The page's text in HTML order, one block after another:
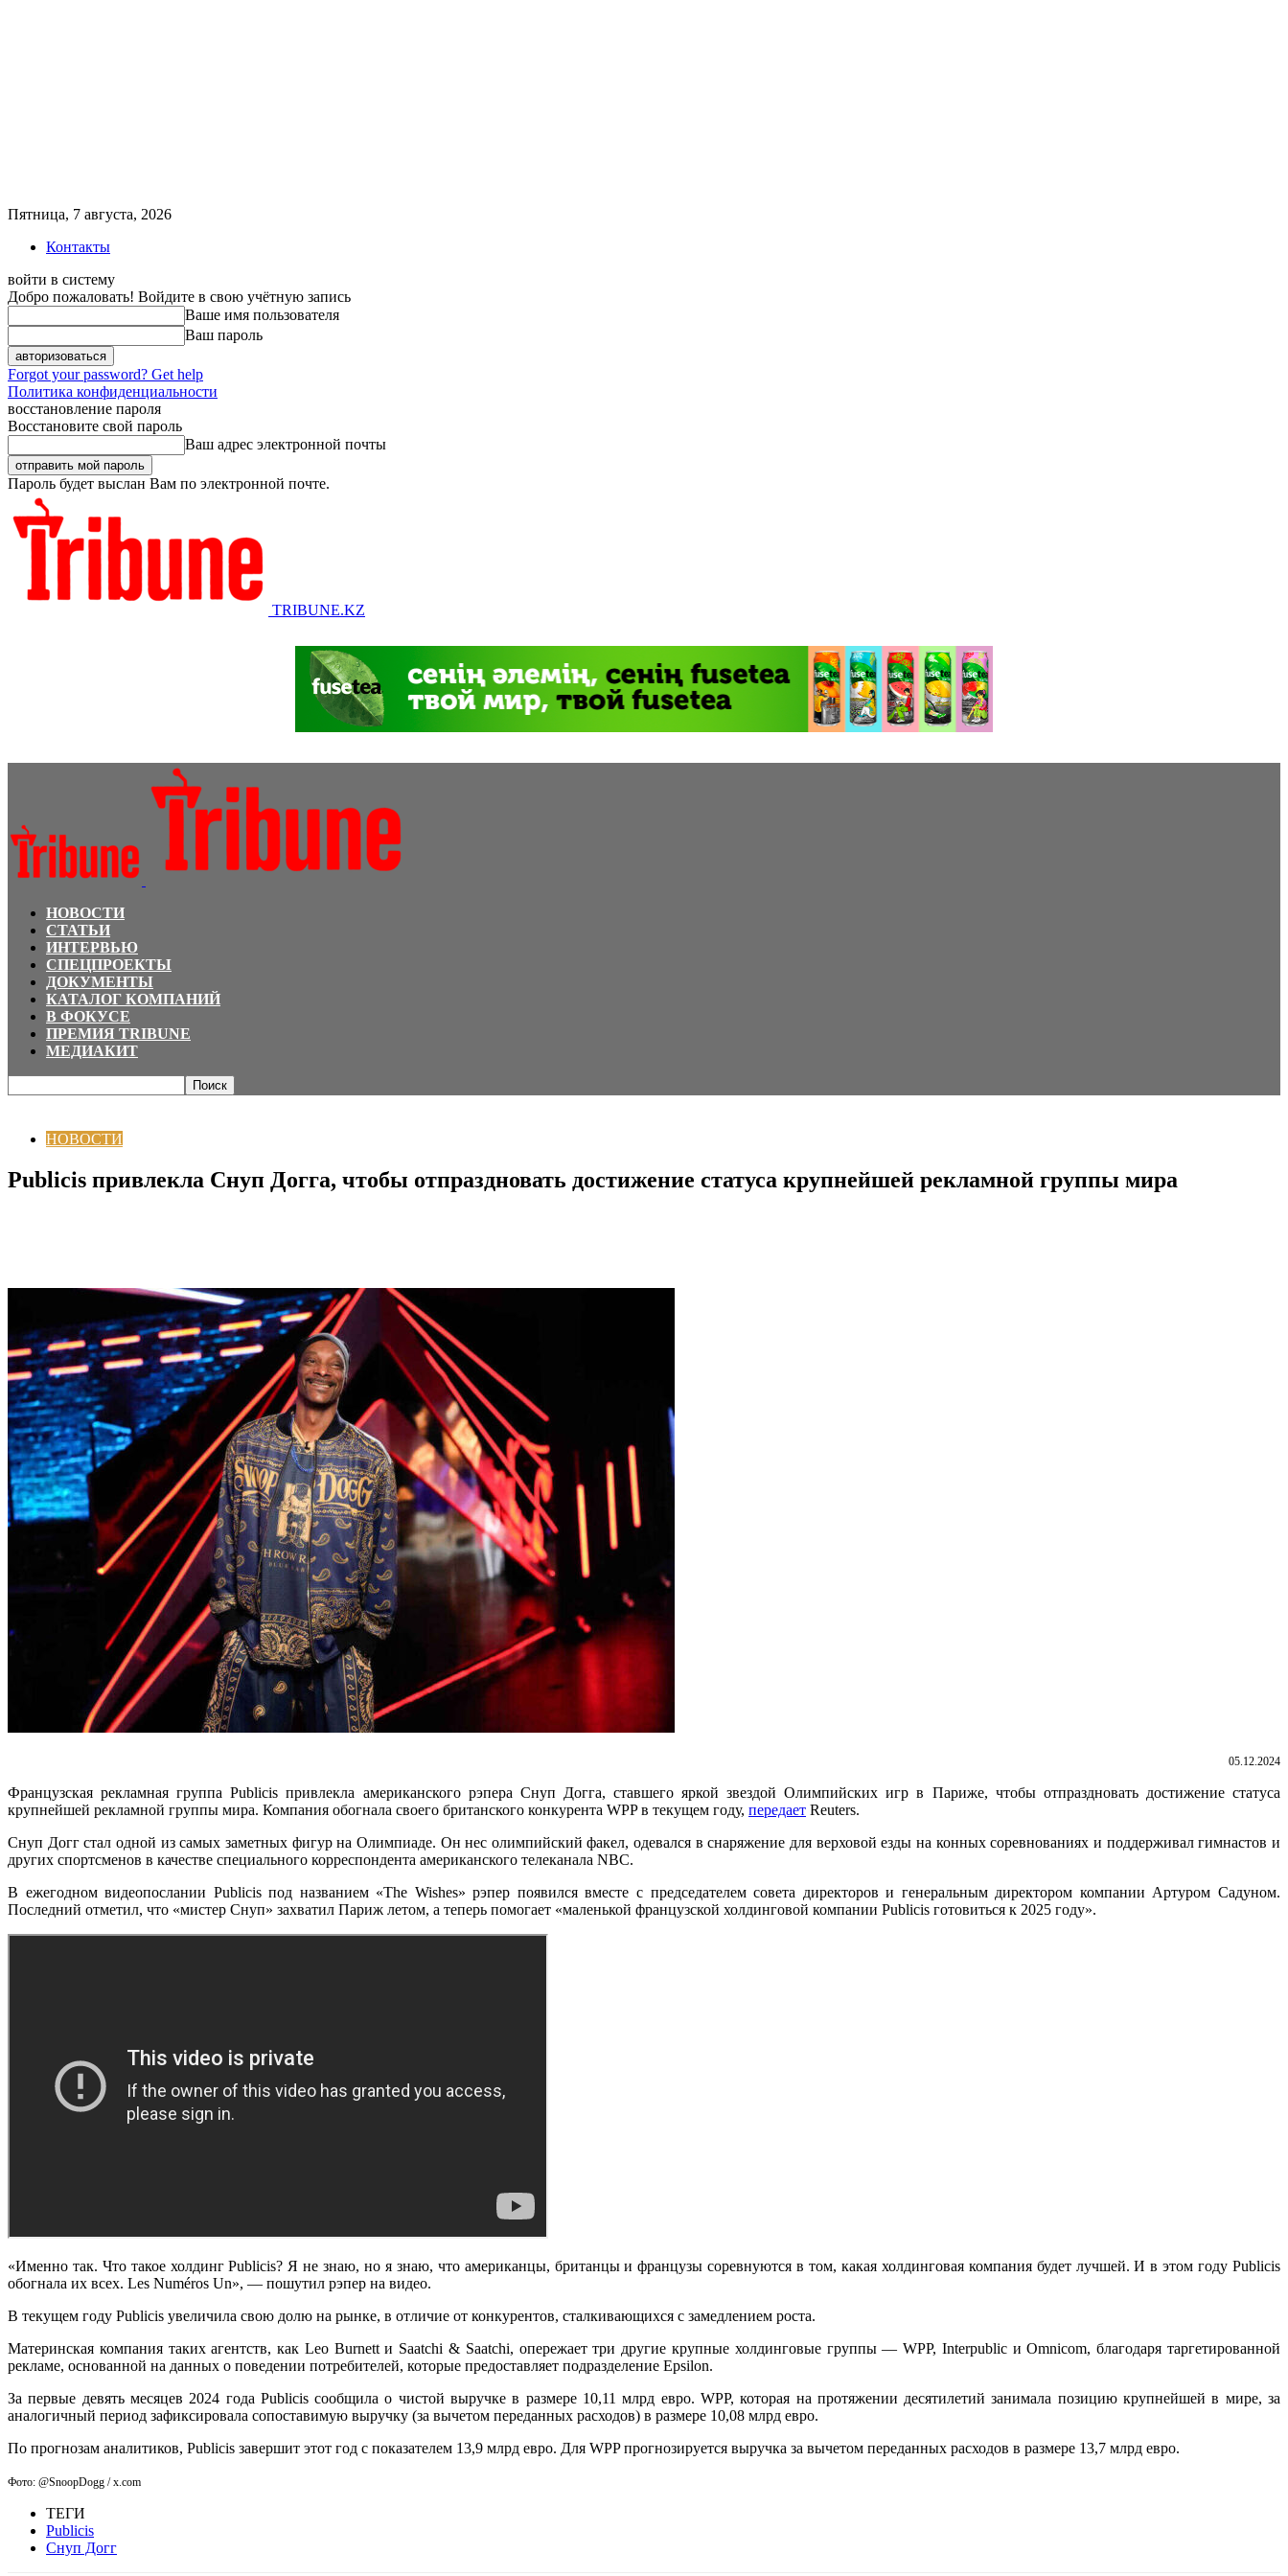
Пятница, 7 августа, 2026
Контакты
войти в систему
Добро пожаловать! Войдите в свою учётную запись
Ваше имя пользователя
Ваш пароль
Forgot your password? Get help
Политика конфиденциальности
восстановление пароля
Восстановите свой пароль
Ваш адрес электронной почты
Пароль будет выслан Вам по электронной почте.
TRIBUNE.KZ
НОВОСТИ
СТАТЬИ
ИНТЕРВЬЮ
СПЕЦПРОЕКТЫ
ДОКУМЕНТЫ
КАТАЛОГ КОМПАНИЙ
В ФОКУСЕ
ПРЕМИЯ TRIBUNE
МЕДИАКИТ
НОВОСТИ
Publicis привлекла Снуп Догга, чтобы отпраздновать достижение статуса крупнейшей рекламной группы мира
05.12.2024
Французская рекламная группа Publicis привлекла американского рэпера Снуп Догга, ставшего яркой звездой Олимпийских игр в Париже, чтобы отпраздновать достижение статуса
крупнейшей рекламной группы мира. Компания обогнала своего британского конкурента WPP в текущем году, передает Reuters.
Снуп Догг стал одной из самых заметных фигур на Олимпиаде. Он нес олимпийский факел, одевался в снаряжение для верховой езды на конных соревнованиях и поддерживал гимнастов и
других спортсменов в качестве специального корреспондента американского телеканала NBC.
В ежегодном видеопослании Publicis под названием «The Wishes» рэпер появился вместе с председателем совета директоров и генеральным директором компании Артуром Садуном.
Последний отметил, что «мистер Снуп» захватил Париж летом, а теперь помогает «маленькой французской холдинговой компании Publicis готовиться к 2025 году».
«Именно так. Что такое холдинг Publicis? Я не знаю, но я знаю, что американцы, британцы и французы соревнуются в том, какая холдинговая компания будет лучшей. И в этом году Publicis
обогнала их всех. Les Numéros Un», — пошутил рэпер на видео.
В текущем году Publicis увеличила свою долю на рынке, в отличие от конкурентов, сталкивающихся с замедлением роста.
Материнская компания таких агентств, как Leo Burnett и Saatchi & Saatchi, опережает три другие крупные холдинговые группы — WPP, Interpublic и Omnicom, благодаря таргетированной
рекламе, основанной на данных о поведении потребителей, которые предоставляет подразделение Epsilon.
За первые девять месяцев 2024 года Publicis сообщила о чистой выручке в размере 10,11 млрд евро. WPP, которая на протяжении десятилетий занимала позицию крупнейшей в мире, за
аналогичный период зафиксировала сопоставимую выручку (за вычетом переданных расходов) в размере 10,08 млрд евро.
По прогнозам аналитиков, Publicis завершит этот год с показателем 13,9 млрд евро. Для WPP прогнозируется выручка за вычетом переданных расходов в размере 13,7 млрд евро.
Фото: @SnoopDogg / x.com
ТЕГИ
Publicis
Снуп Догг